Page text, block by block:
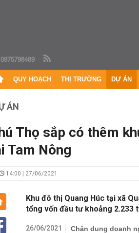
0975798489
QUY HOẠCH THỊ TRƯỜNG DỰ ÁN
ÁN
Thọ sắp có thêm
Tam Nông
14:00 | 27/06/2021
Khu đô thị Quang Húc tại xã
tổng vốn đầu tư khoảng 2.233
26/06/2021
Chân dung doanh